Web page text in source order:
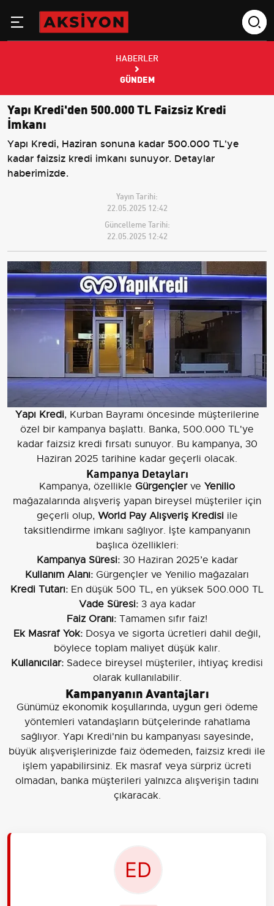
HABERLER
GÜNDEM
Yapı Kredi'den 500.000 TL Faizsiz Kredi
İmkanı
Yapı Kredi, Haziran sonuna kadar 500.000 TL'ye
kadar faizsiz kredi imkanı sunuyor. Detaylar
haberimizde.
Yayın Tarihi:
22.05.2025 12:42
Güncelleme Tarihi:
22.05.2025 12:42
Yapı Kredi, Kurban Bayramı öncesinde müşterilerine
özel bir kampanya başlattı. Banka, 500.000 TL'ye
kadar faizsiz kredi fırsatı sunuyor. Bu kampanya, 30
Haziran 2025 tarihine kadar geçerli olacak.
Kampanya Detayları
Kampanya, özellikle Gürgençlerve Yenilio
mağazalarında alışveriş yapan bireysel müşteriler için
geçerli olup, World Pay Alışveriş Kredisiile
taksitlendirme imkanı sağlıyor. İşte kampanyanın
başlıca özellikleri:
Kampanya Süresi:30 Haziran 2025’e kadar
Kullanım Alanı: Gürgençler ve Yenilio mağazaları
Kredi Tutarı: En düşük 500 TL, en yüksek 500.000 TL
Vade Süresi:3 aya kadar
Faiz Oranı: Tamamen sıfır faiz!
Ek Masraf Yok: Dosya ve sigorta ücretleri dahil değil,
böylece toplam maliyet düşük kalır.
Kullanıcılar: Sadece bireysel müşteriler, ihtiyaç kredisi
olarak kullanılabilir.
Kampanyanın Avantajları
Günümüz ekonomik koşullarında, uygun geri ödeme
yöntemleri vatandaşların bütçelerinde rahatlama
sağlıyor. Yapı Kredi'nin bu kampanyası sayesinde,
büyük alışverişlerinizde faiz ödemeden, faizsiz kredi ile
işlem yapabilirsiniz. Ek masraf veya sürpriz ücreti
olmadan, banka müşterileri yalnızca alışverişin tadını
çıkaracak.